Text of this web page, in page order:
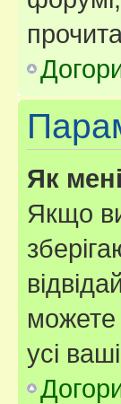
Як
Якщо
можете
усі